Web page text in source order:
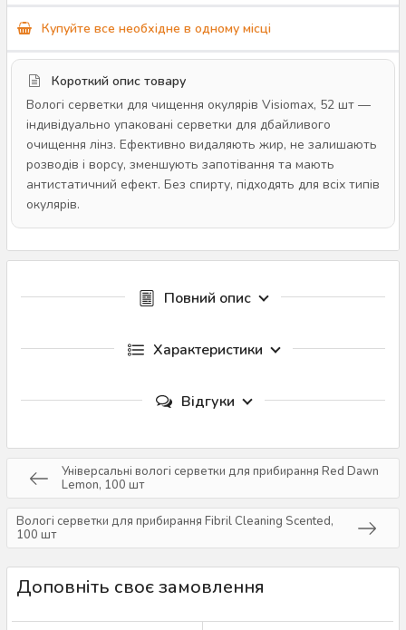
Купуйте все необхідне в одному місці
Короткий опис товару
Вологі серветки для чищення окулярів Visiomax, 52 шт —
індивідуально упаковані серветки для дбайливого
очищення лінз. Ефективно видаляють жир, не залишають
розводів і ворсу, зменшують запотівання та мають
антистатичний ефект. Без спирту, підходять для всіх типів
окулярів.
Повний опис
Характеристики
Відгуки
Універсальні вологі серветки для прибирання Red Dawn
Lemon, 100 шт
Вологі серветки для прибирання Fibril Cleaning Scented,
100 шт
Доповніть своє замовлення